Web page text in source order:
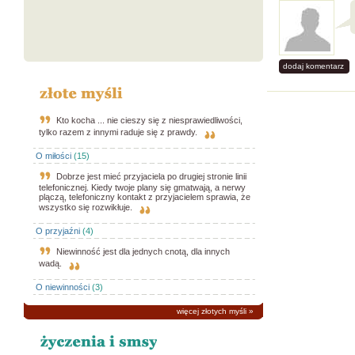
Kto kocha ... nie cieszy się z niesprawiedliwości,
tylko razem z innymi raduje się z prawdy.
O miłości (15)
Dobrze jest mieć przyjaciela po drugiej stronie linii
telefonicznej. Kiedy twoje plany się gmatwają, a nerwy
plączą, telefoniczny kontakt z przyjacielem sprawia, że
wszystko się rozwikłuje.
O przyjaźni (4)
Niewinność jest dla jednych cnotą, dla innych
wadą.
O niewinności (3)
więcej złotych myśli »
dodaj komentarz